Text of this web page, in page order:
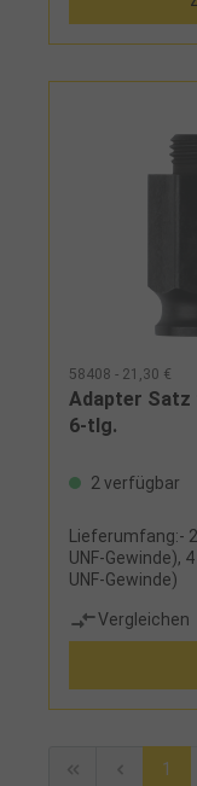
Kunststoff
58408 - 21,30 €
Adapter Satz
6-tlg.
2 verfügbar
Lieferumfang:-
UNF-Gewinde),
UNF-Gewinde)
Vergleichen
1